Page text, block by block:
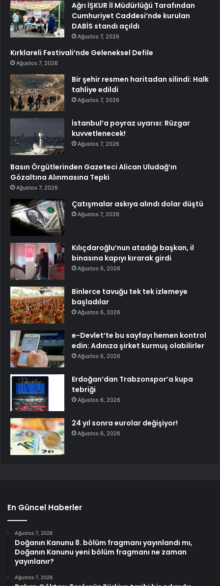
Ağrı İŞKUR İl Müdürlüğü Tarafından
Cumhuriyet Caddesi’nde kurulan
DABİS standı açıldı
Ağustos 7, 2026
Kırklareli Festivali’nde Geleneksel Defile
Ağustos 7, 2026
Bir şehir resmen haritadan silindi: Halk
tahliye edildi
Ağustos 7, 2026
İstanbul’a poyraz uyarısı: Rüzgar
kuvvetlenecek!
Ağustos 7, 2026
Basın Örgütlerinden Gazeteci Alican Uludağ’ın
Gözaltına Alınmasına Tepki
Ağustos 7, 2026
Çatışmalar askıya alındı dolar düştü
Ağustos 7, 2026
Kılıçdaroğlu’nun atadığı başkan, il
binasına kapıyı kırarak girdi
Ağustos 6, 2026
Binlerce tavuğu tek tek izlemeye
başladılar
Ağustos 6, 2026
e-Devlet’te bu sayfayı hemen kontrol
edin: Adınıza şirket kurmuş olabilirler
Ağustos 6, 2026
Erdoğan’dan Trabzonspor’a kupa
tebriği
Ağustos 6, 2026
24 yıl sonra eurolar değişiyor!
Ağustos 6, 2026
En Güncel Haberler
Ağustos 7, 2026
Doğanın Kanunu 8. bölüm fragmanı yayınlandı mı,
Doğanın Kanunu yeni bölüm fragmanı ne zaman
yayınlanır?
Ağustos 7, 2026